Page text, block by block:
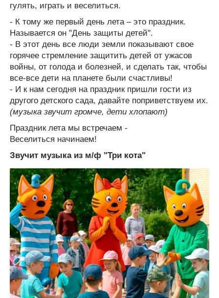
гулять, играть и веселиться.
- К тому же первый день лета – это праздник.
Называется он "День защиты детей".
- В этот день все люди земли показывают свое
горячее стремление защитить детей от ужасов
войны, от голода и болезней, и сделать так, чтобы
все-все дети на планете были счастливы!
- И к нам сегодня на праздник пришли гости из
другого детского сада, давайте поприветствуем их.
(музыка звучит громче, дети хлопают)
Праздник лета мы встречаем -
Веселиться начинаем!
Звучит музыка из м/ф "Три кота"